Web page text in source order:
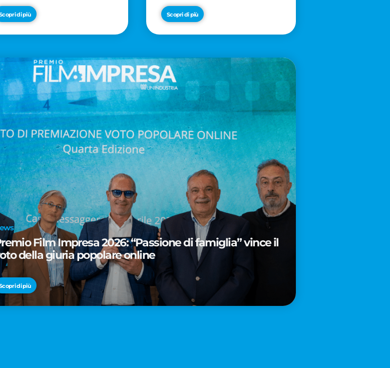
prestigiose
con Radio
e Live Nation
di più Scopri di più
Film Impresa 2026: “Passione di famiglia” vince il
della giuria popolare online
di più